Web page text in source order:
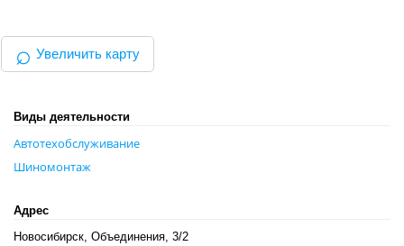
⌕ Увеличить карту
Виды деятельности
Автотехобслуживание
Шиномонтаж
Адрес
Новосибирск, Объединения, 3/2